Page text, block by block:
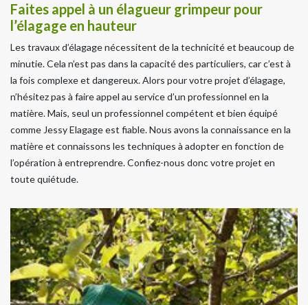
Faites appel à un élagueur grimpeur pour
l’élagage en hauteur
Les travaux d’élagage nécessitent de la technicité et beaucoup de
minutie. Cela n’est pas dans la capacité des particuliers, car c’est à
la fois complexe et dangereux. Alors pour votre projet d’élagage,
n’hésitez pas à faire appel au service d’un professionnel en la
matière. Mais, seul un professionnel compétent et bien équipé
comme Jessy Elagage est fiable. Nous avons la connaissance en la
matière et connaissons les techniques à adopter en fonction de
l’opération à entreprendre. Confiez-nous donc votre projet en
toute quiétude.